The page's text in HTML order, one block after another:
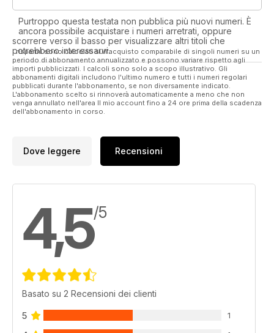
Purtroppo questa testata non pubblica più nuovi numeri. È
ancora possibile acquistare i numeri arretrati, oppure
scorrere verso il basso per visualizzare altri titoli che
potrebbero interessarvi.
I risparmi sono calcolati sull'acquisto comparabile di singoli numeri su un
periodo di abbonamento annualizzato e possono variare rispetto agli
importi pubblicizzati. I calcoli sono solo a scopo illustrativo. Gli
abbonamenti digitali includono l'ultimo numero e tutti i numeri regolari
pubblicati durante l'abbonamento, se non diversamente indicato.
L'abbonamento scelto si rinnoverà automaticamente a meno che non
venga annullato nell'area Il mio account fino a 24 ore prima della scadenza
dell'abbonamento in corso.
Dove leggere Recensioni
4,5/5
Basato su 2 Recensioni dei clienti
5 1